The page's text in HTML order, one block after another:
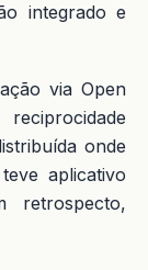
integrado e
via Open
onde
aplicativo
retrospecto,